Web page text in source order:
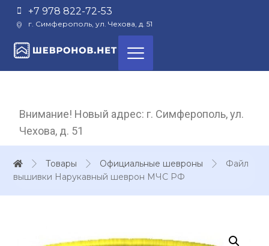
+7 978 822-72-53
г. Симферополь, ул. Чехова, д. 51
Внимание! Новый адрес: г. Симферополь, ул.
Чехова, д. 51
Товары Официальные шевроны
Файл
вышивки Нарукавный шеврон МЧС РФ